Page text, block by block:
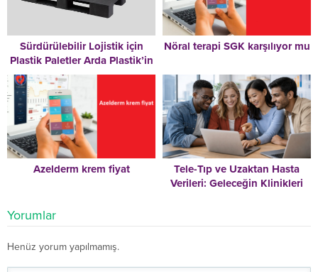
Sürdürülebilir Lojistik için
Plastik Paletler Arda Plastik’in
Çevre Dostu Yaklaşımı
Nöral terapi SGK karşılıyor mu
Azelderm krem fiyat
Tele-Tıp ve Uzaktan Hasta
Verileri: Geleceğin Klinikleri
Yorumlar
Henüz yorum yapılmamış.